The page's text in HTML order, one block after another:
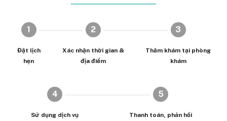
1
Đặt lịch
hẹn
2
Xác nhận thời gian &
địa điểm
3
Thăm khám tại phòng
khám
4
Sử dụng dịch vụ
5
Thanh toán, phản hồi